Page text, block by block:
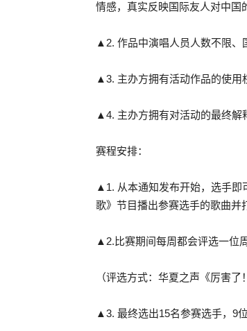
情感，真实反映国际友人对中国
▲2. 作品中演唱人员人数不限、
▲3. 主办方拥有活动作品的使用
▲4. 主办方拥有对活动的最终解
赛程安排：
▲1. 从本通知发布开始，选手即
歌》节目播出参赛选手的歌曲并
▲2.比赛期间每周都会评选一位
（评选方式：华夏之声《厉害
▲3. 最终选出15名参赛选手，9